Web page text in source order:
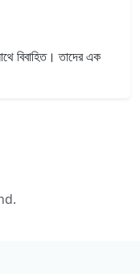
বিবাহিত। তাদের এক